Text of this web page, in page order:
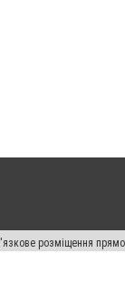
розміщення